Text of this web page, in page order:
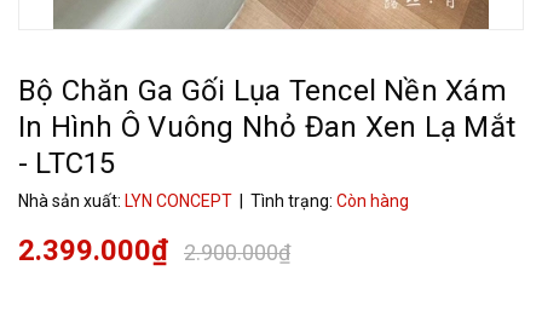
Bộ Chăn Ga Gối Lụa Tencel Nền Xám
In Hình Ô Vuông Nhỏ Đan Xen Lạ Mắt
- LTC15
Nhà sản xuất: LYN CONCEPT | Tình trạng: Còn hàng
2.399.000₫ 2.900.000₫